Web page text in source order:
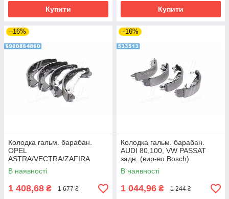
Купити Купити
–16%
Колодка гальм. барабан.
OPEL
ASTRA/VECTRA/ZAFIRA
задн. (вир-во Remsa)
В наявності
1 408,68 ₴ 1 677 ₴
–16%
Колодка гальм. барабан.
AUDI 80,100, VW PASSAT
задн. (вир-во Bosch)
В наявності
1 044,96 ₴ 1 244 ₴